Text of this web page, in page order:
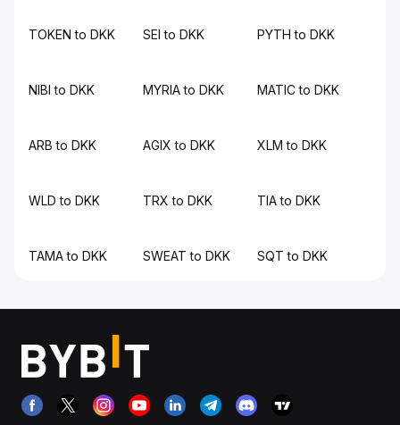
TOKEN to DKK SEI to DKK PYTH to DKK
NIBI to DKK MYRIA to DKK MATIC to DKK
ARB to DKK AGIX to DKK XLM to DKK
WLD to DKK TRX to DKK TIA to DKK
TAMA to DKK SWEAT to DKK SQT to DKK